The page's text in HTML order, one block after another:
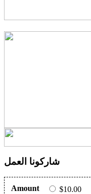
شاركونا العمل
Amount
$10.00